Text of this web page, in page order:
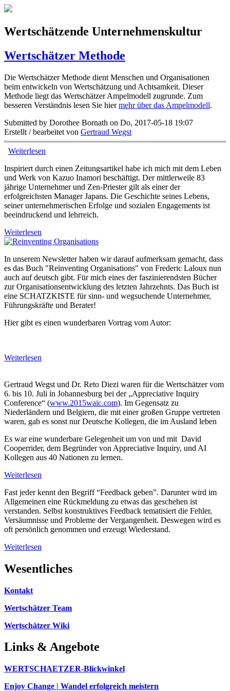
Direkt zum Inhalt
Beratung
Team
Enjoy Change
Interessant
Wertschätzende Unternehmenskultur
Wertschätzer Methode
Die Wertschätzer Methode dient Menschen und Organisationen
beim entwickeln von Wertschätzung und Achtsamkeit. Dieser
Methode liegt das Wertschätzer Ampelmodell zugrunde. Zum
besseren Verständnis lesen Sie hiermehr über das Ampelmodell.
Submitted by Dorothee Bornath on Do, 2017-05-18 19:07
Erstellt / bearbeitet von Gertraud Wegst
Weiterlesen
Inspiriert durch einen Zeitungsartikel habe ich mich mit dem Leben
und Werk von Kazuo Inamori beschäftigt. Der mittlerweile 83
jährige Unternehmer und Zen-Priester gilt als einer der
erfolgreichsten Manager Japans. Die Geschichte seines Lebens,
seiner unternehmerischen Erfolge und sozialen Engagements ist
beeindruckend und lehrreich.
Weiterlesen
In unserem Newsletter haben wir darauf aufmerksam gemacht, dass
es das Buch "Reinventing Organisations" von Frederic Laloux nun
auch auf deutsch gibt. Für mich eines der faszinierendsten Bücher
zur Organisationsentwicklung des letzten Jahrzehnts. Das Buch ist
eine SCHATZKISTE für sinn- und wegsuchende Unternehmer,
Führungskräfte und Berater!
Hier gibt es einen wunderbaren Vortrag vom Autor:
Weiterlesen
Gertraud Wegst und Dr. Reto Diezi waren für die Wertschätzer vom
6. bis 10. Juli in Johannesburg bei der „Appreciative Inquiry
Conference“ (www.2015waic.com). Im Gegensatz zu
Niederländern und Belgiern, die mit einer großen Gruppe vertreten
waren, gab es sonst nur Deutsche Kollegen, die im Ausland leben
Es war eine wunderbare Gelegenheit um von und mit David
Cooperrider, dem Begründer von Appreciative Inquiry, und AI
Kollegen aus 40 Nationen zu lernen.
Weiterlesen
Fast jeder kennt den Begriff “Feedback geben”. Darunter wird im
Allgemeinen eine Rückmeldung zu etwas das geschehen ist
verstanden. Selbst konstruktives Feedback tematisiert die Fehler,
Versäumnisse und Probleme der Vergangenheit. Deswegen wird es
oft persönlich genommen und erzeugt Wiederstand.
Weiterlesen
Wesentliches
Kontakt
Wertschätzer Team
Wertschätzer Wiki
Links & Angebote
WERTSCHAETZER-Blickwinkel
Enjoy Change | Wandel erfolgreich meistern